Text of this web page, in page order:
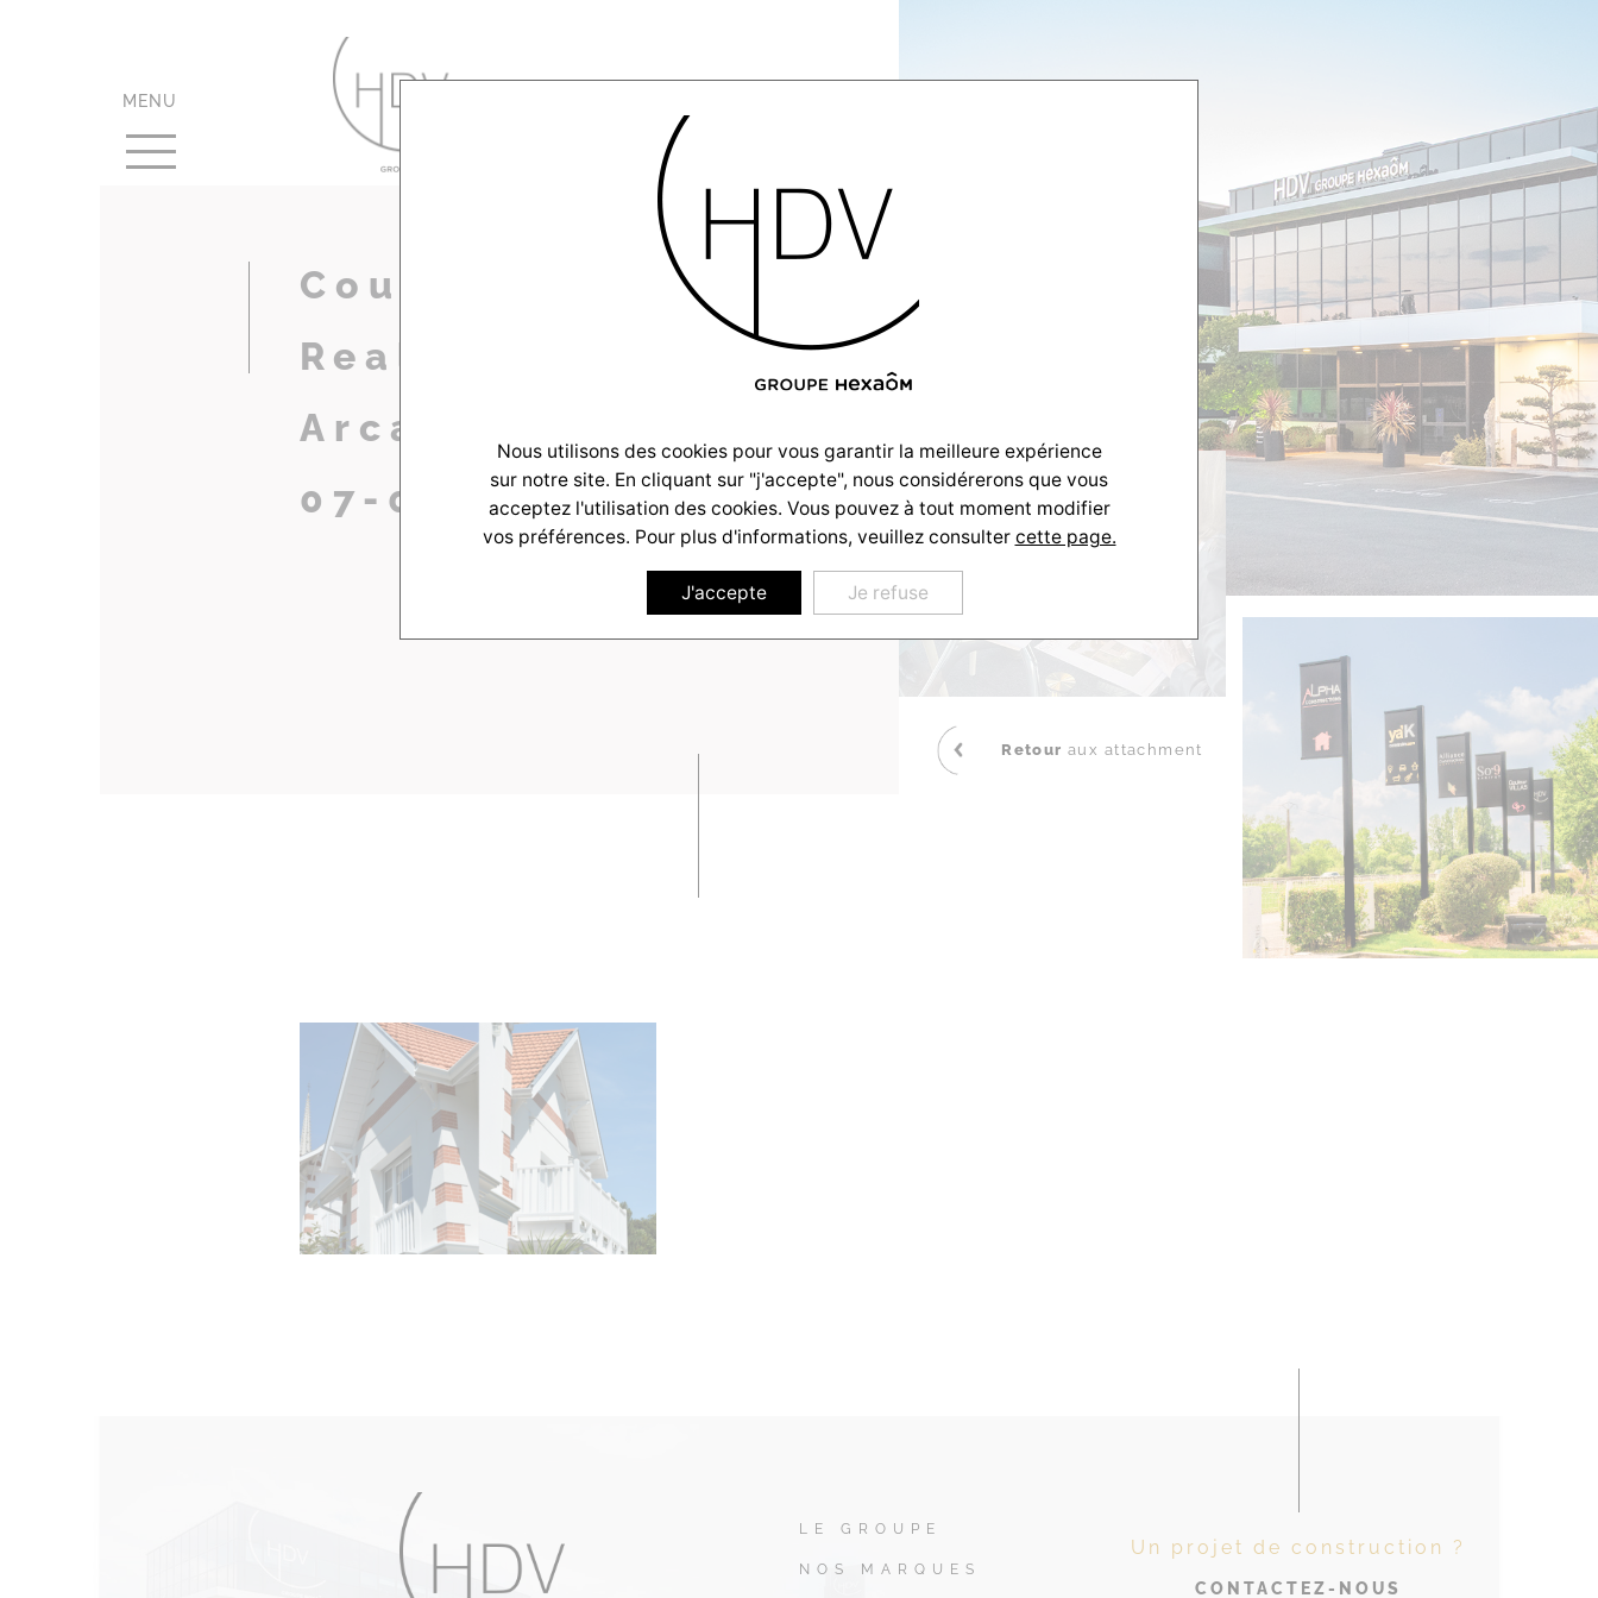
Couleurs-Villas-
Realisation-
Arcachon-2019-
07-04
Retour aux attachment
MENU
LE GROUPE
NOS MARQUES
Un projet de construction ?
CONTACTEZ-NOUS
Nous utilisons des cookies pour vous garantir la meilleure expérience
sur notre site. En cliquant sur "j'accepte", nous considérerons que vous
acceptez l'utilisation des cookies. Vous pouvez à tout moment modifier
vos préférences. Pour plus d'informations, veuillez consulter cette page.
J'accepte Je refuse